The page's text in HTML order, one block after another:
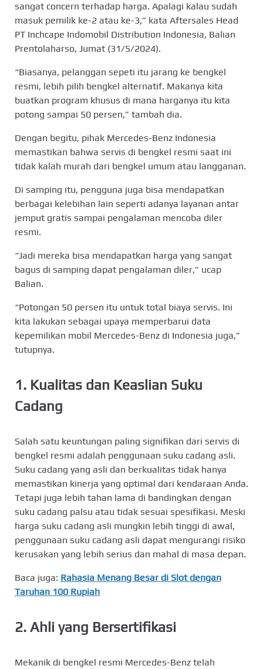
sangat concern terhadap harga. Apalagi kalau sudah
masuk pemilik ke-2 atau ke-3,” kata Aftersales Head
PT Inchcape Indomobil Distribution Indonesia, Balian
Prentolaharso, Jumat (31/5/2024).
“Biasanya, pelanggan sepeti itu jarang ke bengkel
resmi, lebih pilih bengkel alternatif. Makanya kita
buatkan program khusus di mana harganya itu kita
potong sampai 50 persen,” tambah dia.
Dengan begitu, pihak Mercedes-Benz Indonesia
memastikan bahwa servis di bengkel resmi saat ini
tidak kalah murah dari bengkel umum atau langganan.
Di samping itu, pengguna juga bisa mendapatkan
berbagai kelebihan lain seperti adanya layanan antar
jemput gratis sampai pengalaman mencoba diler
resmi.
“Jadi mereka bisa mendapatkan harga yang sangat
bagus di samping dapat pengalaman diler,” ucap
Balian.
“Potongan 50 persen itu untuk total biaya servis. Ini
kita lakukan sebagai upaya memperbarui data
kepemilikan mobil Mercedes-Benz di Indonesia juga,”
tutupnya.
1. Kualitas dan Keaslian Suku
Cadang
Salah satu keuntungan paling signifikan dari servis di
bengkel resmi adalah penggunaan suku cadang asli.
Suku cadang yang asli dan berkualitas tidak hanya
memastikan kinerja yang optimal dari kendaraan Anda.
Tetapi juga lebih tahan lama di bandingkan dengan
suku cadang palsu atau tidak sesuai spesifikasi. Meski
harga suku cadang asli mungkin lebih tinggi di awal,
penggunaan suku cadang asli dapat mengurangi risiko
kerusakan yang lebih serius dan mahal di masa depan.
Baca juga: Rahasia Menang Besar di Slot dengan
Taruhan 100 Rupiah
2. Ahli yang Bersertifikasi
Mekanik di bengkel resmi Mercedes-Benz telah